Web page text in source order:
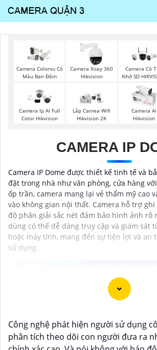
Camera Colorvu Có
Màu Ban Đêm
Camera Xoay 360
Hikvision
Camera Có
Nhớ SD
Camera Ip AI Full
Color Hikvision
Lắp Camea Wifi
Hikvision 2K
Camera Ai
Hikvision
CAMERA IP
Camera IP Dome được thiết kế tinh tế và
đặt trong nhà như văn phòng, cửa hàng
ốp trần, camera mang lại vẻ thẩm mỹ cao
vào không gian nội thất. Camera hỗ trợ
độ phân giải sắc nét đảm bảo hình ảnh rõ
dùng có thể dễ dàng truy cập và giám sát
hoặc máy tính, mang đến sự tiện lợi và an
sử dụng.
Công nghệ phát hiện người sử dụng
phân tích theo dõi con người đưa ra